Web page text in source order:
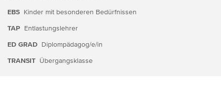
EBS Kinder mit besonderen Bedürfnissen
TAP Entlastungslehrer
ED GRAD Diplompädagog/e/in
TRANSIT Übergangsklasse